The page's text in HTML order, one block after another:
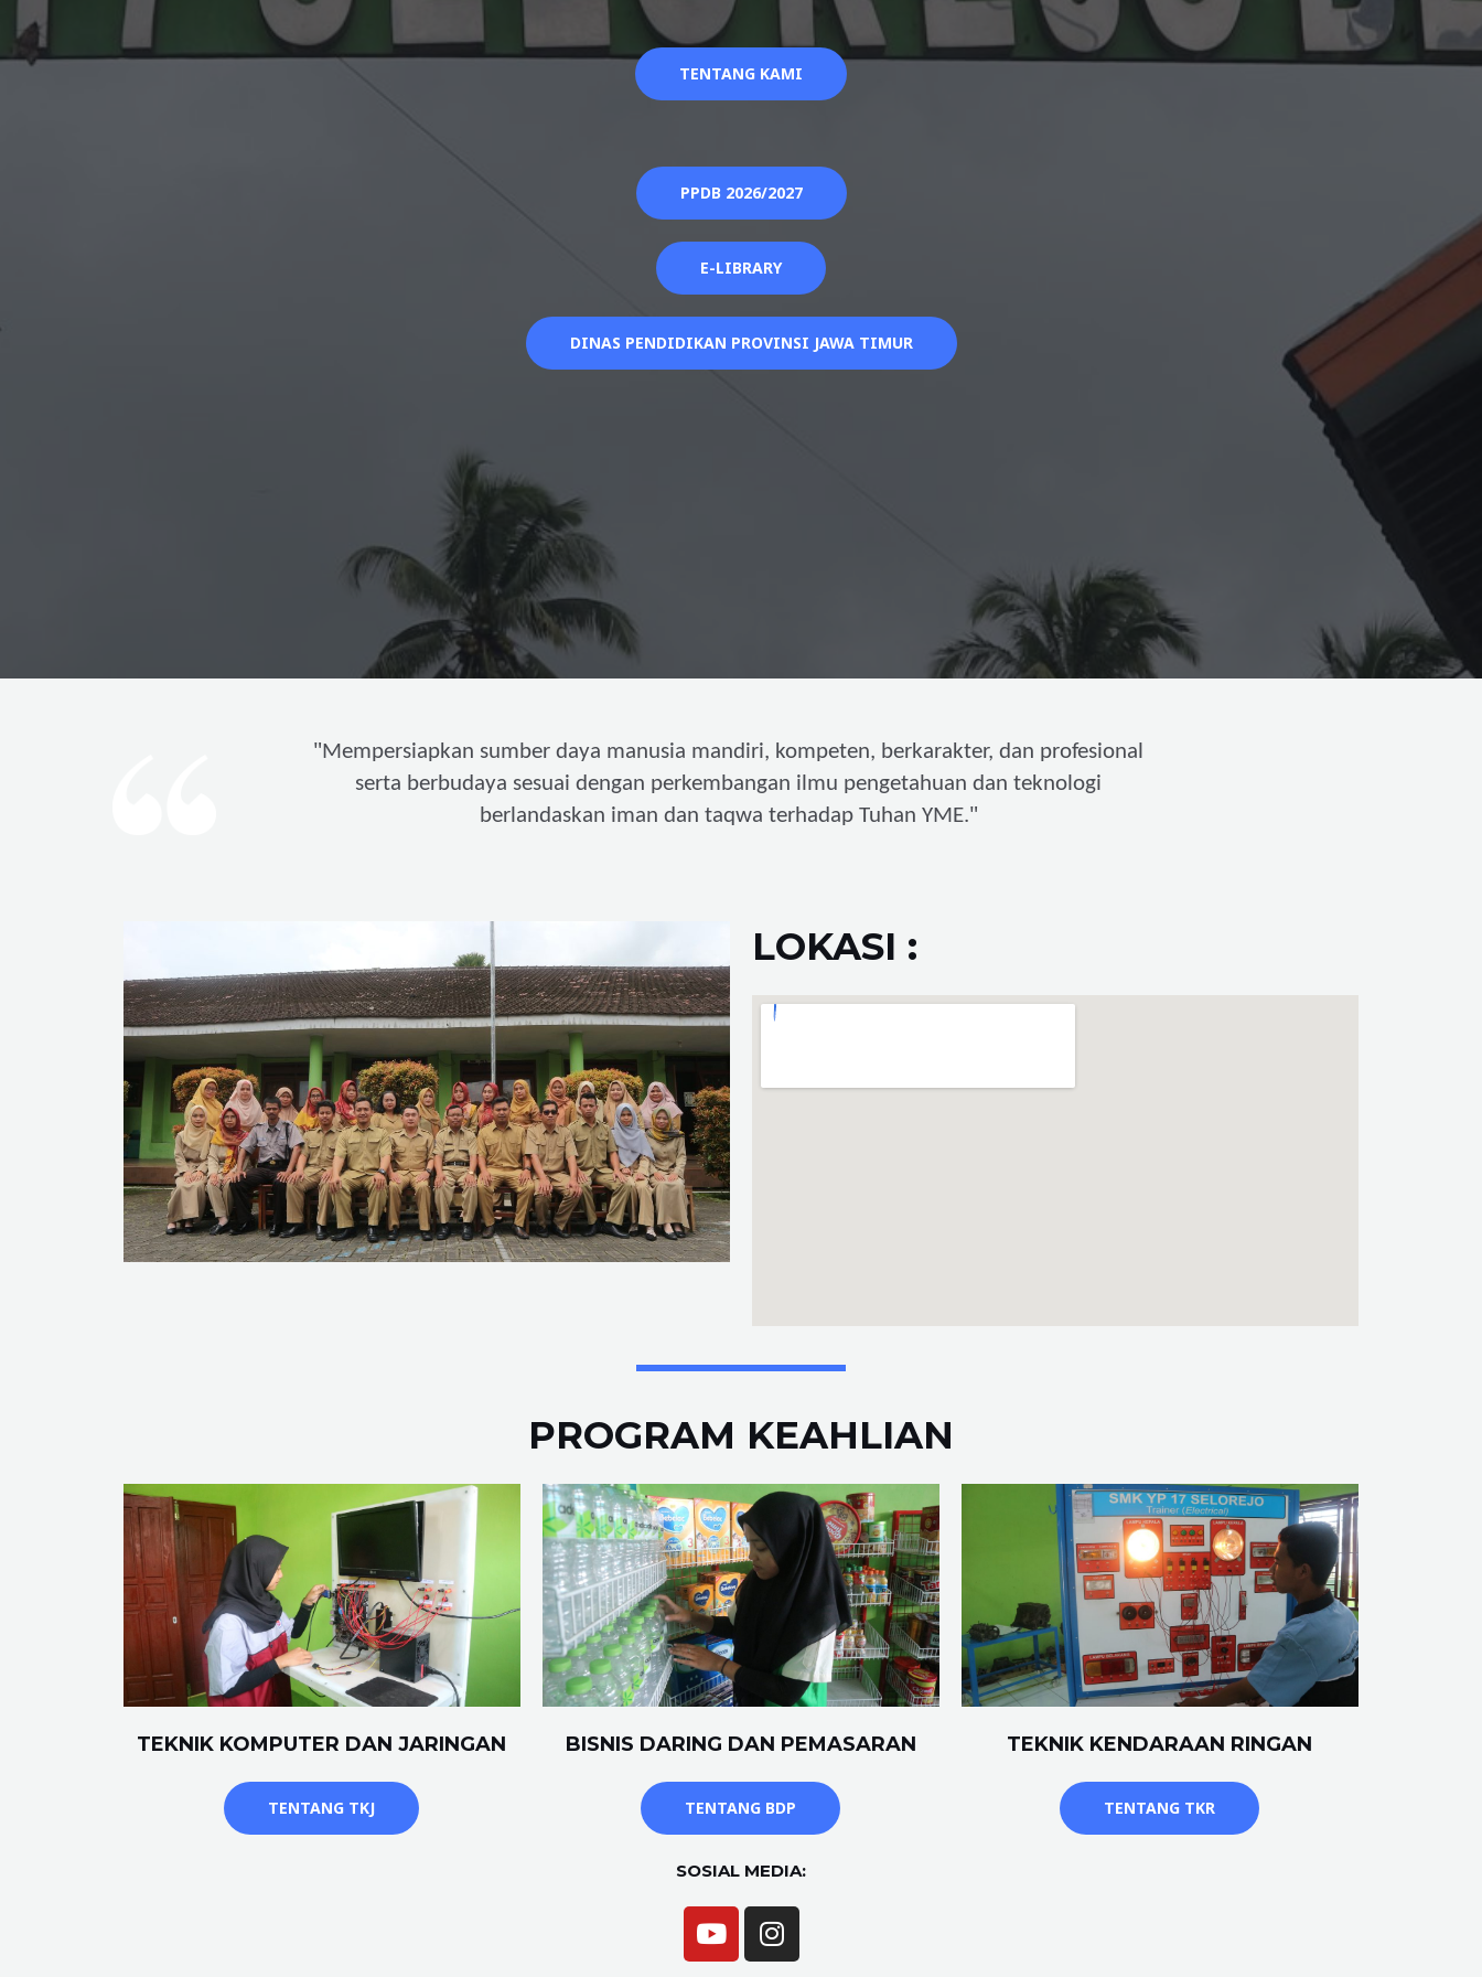
TENTANG KAMI
PPDB 2026/2027
E-LIBRARY
DINAS PENDIDIKAN PROVINSI JAWA TIMUR
"Mempersiapkan sumber daya manusia mandiri, kompeten, berkarakter, dan profesional
serta berbudaya sesuai dengan perkembangan ilmu pengetahuan dan teknologi
berlandaskan iman dan taqwa terhadap Tuhan YME."
LOKASI :
PROGRAM KEAHLIAN
TEKNIK KOMPUTER DAN JARINGAN
TENTANG TKJ
BISNIS DARING DAN PEMASARAN
TENTANG BDP
TEKNIK KENDARAAN RINGAN
TENTANG TKR
SOSIAL MEDIA: